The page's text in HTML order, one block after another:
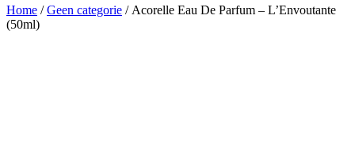
Home /Geen categorie / Acorelle Eau De Parfum – L’Envoutante
(50ml)